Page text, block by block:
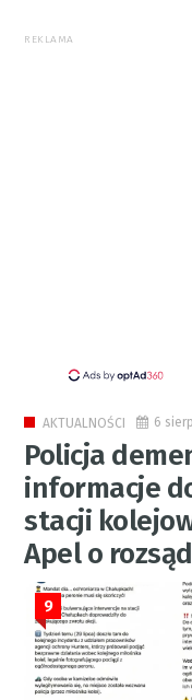
REKLAMA
AKTUALNOŚCI 6
Policja
informacje
stacji
Apel o
9